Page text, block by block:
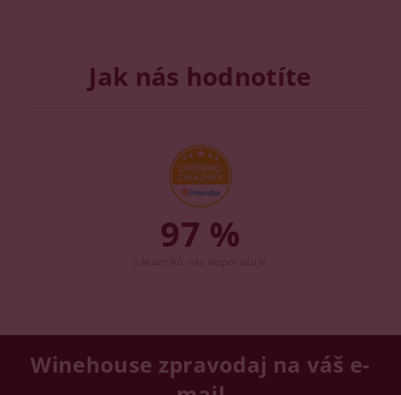
Jak nás hodnotíte
97 %
Winehouse zpravodaj na váš e-